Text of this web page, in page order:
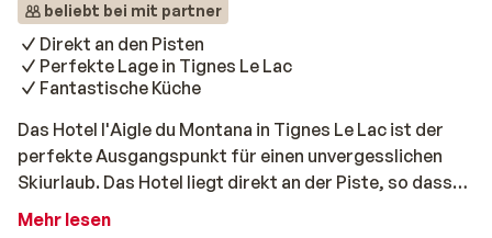
beliebt bei mit partner
Direkt an den Pisten
Perfekte Lage in Tignes Le Lac
Fantastische Küche
Das Hotel l'Aigle du Montana in Tignes Le Lac ist der
perfekte Ausgangspunkt für einen unvergesslichen
Skiurlaub. Das Hotel liegt direkt an der Piste, so dass
Sie sofort mit dem Skifahren oder Snowboarden
Mehr lesen